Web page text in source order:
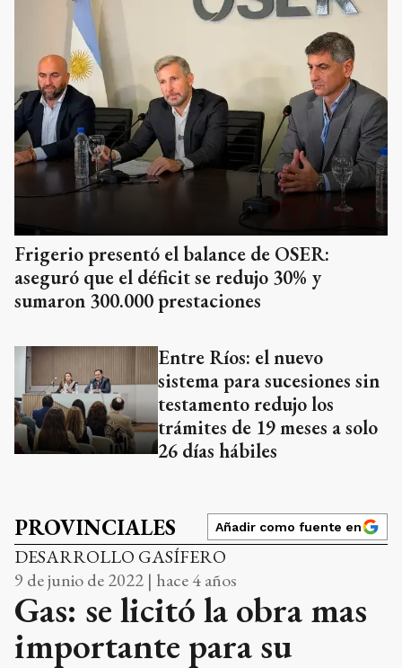
Frigerio presentó el balance de OSER:
aseguró que el déficit se redujo 30% y
sumaron 300.000 prestaciones
Entre Ríos: el nuevo
sistema para sucesiones sin
testamento redujo los
trámites de 19 meses a solo
26 días hábiles
PROVINCIALES Añadir como fuente en
DESARROLLO GASÍFERO
9 de junio de 2022 | hace 4 años
Gas: se licitó la obra mas
importante para su